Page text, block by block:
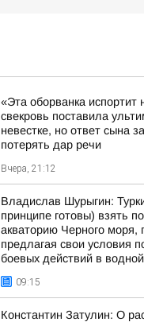
«Эта оборванка испортит
свекровь поставила
невестке, но ответ сына
потерять дар речи
Вчера, 21:12
Владислав Шурыгин:
принципе готовы) взять
акваторию Черного моря,
предлагая свои условия
боевых действий в
09:15
Константин Затулин: О